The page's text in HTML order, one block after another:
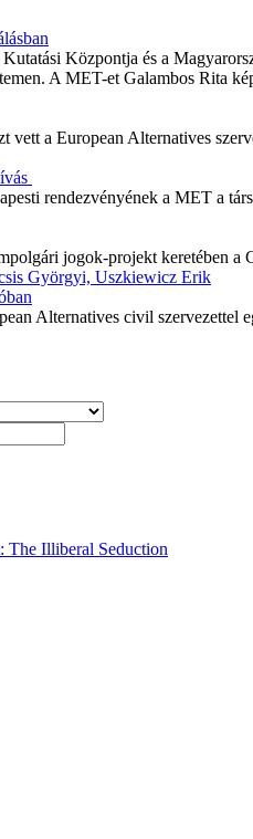
Központja és a
A MET-et Galambos Rita
vett a European Alternatives
rendezvényének a MET a
jogok-projekt keretében a
Alternatives civil szervezettel
The Illiberal Seduction